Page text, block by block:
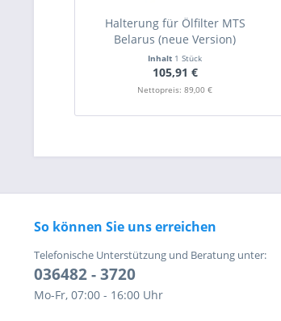
Halterung für Ölfilter MTS
Belarus (neue Version)
Inhalt 1 Stück
105,91 €
Nettopreis: 89,00 €
So können Sie uns erreichen
Telefonische Unterstützung und Beratung unter:
036482 - 3720
Mo-Fr, 07:00 - 16:00 Uhr